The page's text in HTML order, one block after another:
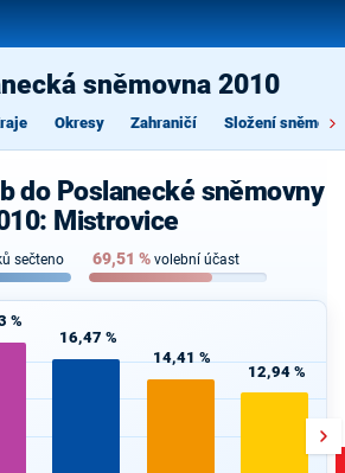
sněmovna 2010
Okresy Zahraničí Složení
do Poslanecké sněmovny
Mistrovice
sečteno 69,51 % volební účast
%
16,47 %
14,41 %
12,94 %